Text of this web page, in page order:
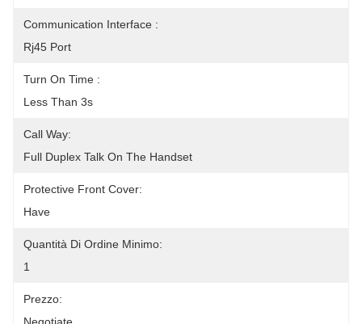
Communication Interface :
Rj45 Port
Turn On Time :
Less Than 3s
Call Way:
Full Duplex Talk On The Handset
Protective Front Cover:
Have
Quantità Di Ordine Minimo:
1
Prezzo: